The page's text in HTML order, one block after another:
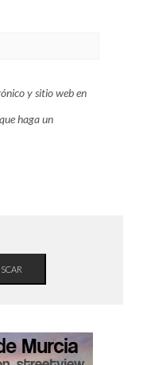
y sitio web en
haga un